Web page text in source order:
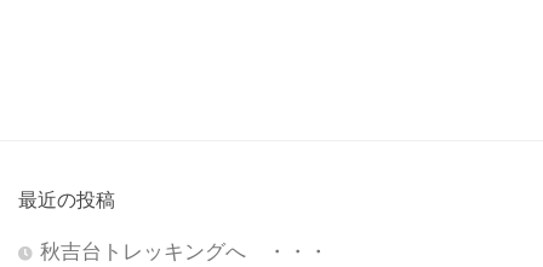
最近の投稿
秋吉台トレッキングへ ・・・